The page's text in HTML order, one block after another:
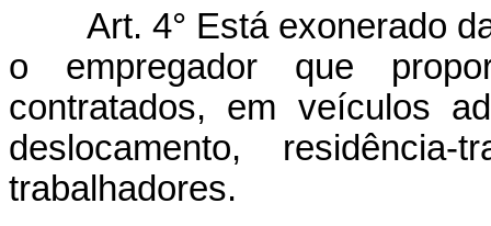
Art. 4° Está exonerado
o empregador que
contratados, em veículos
deslocamento,
trabalhadores.